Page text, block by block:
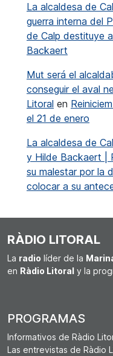
La alcaldesa de
guerra interna del
de Calp destituye
Backaert
Mut será el
conseguir el aval
Litoral en
el 21 de enero
La alcaldesa de
y Hilde Backaert |
su malestar por la
colocar a su
RÀDIO LITORAL
La radio líder de la
en Ràdio Litoral y la
PROGRAMAS
Informativos de Ràdio
Las entrevistas de Ràdio